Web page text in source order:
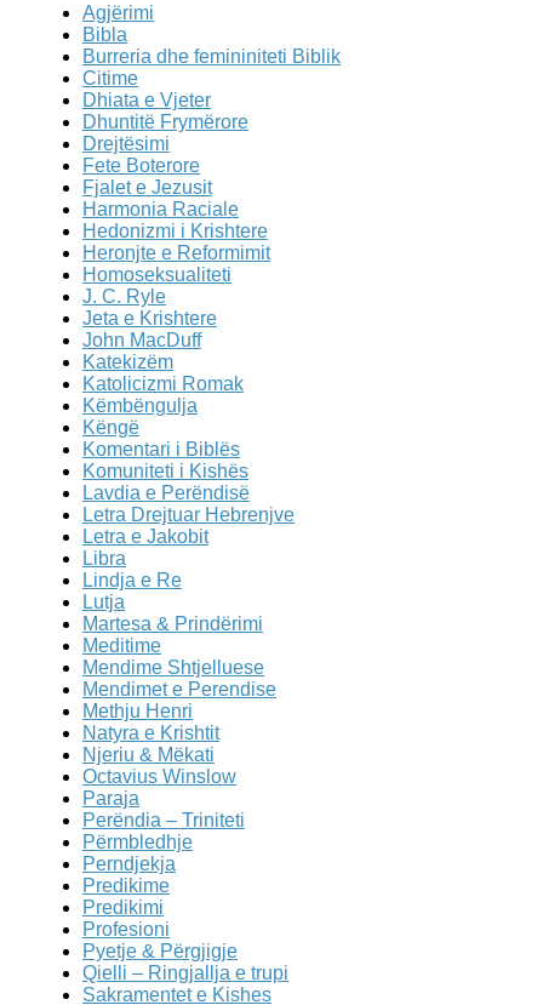
Agjërimi
Bibla
Burreria dhe femininiteti Biblik
Citime
Dhiata e Vjeter
Dhuntitë Frymërore
Drejtësimi
Fete Boterore
Fjalet e Jezusit
Harmonia Raciale
Hedonizmi i Krishtere
Heronjte e Reformimit
Homoseksualiteti
J. C. Ryle
Jeta e Krishtere
John MacDuff
Katekizëm
Katolicizmi Romak
Këmbëngulja
Këngë
Komentari i Biblës
Komuniteti i Kishës
Lavdia e Perëndisë
Letra Drejtuar Hebrenjve
Letra e Jakobit
Libra
Lindja e Re
Lutja
Martesa & Prindërimi
Meditime
Mendime Shtjelluese
Mendimet e Perendise
Methju Henri
Natyra e Krishtit
Njeriu & Mëkati
Octavius Winslow
Paraja
Perëndia – Triniteti
Përmbledhje
Perndjekja
Predikime
Predikimi
Profesioni
Pyetje & Përgjigje
Qielli – Ringjallja e trupi
Sakramentet e Kishes